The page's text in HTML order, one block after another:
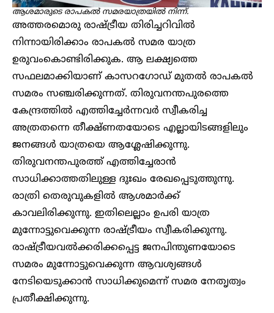
ആശമാരുടെ രാപകൽ സമരയാത്രയിൽ നിന്ന്.
അത്തരമൊരു രാഷ്ട്രീയ തിരിച്ചറിവിൽ
നിന്നായിരിക്കാം രാപകൽ സമര യാത്ര
ഉരുവംകൊണ്ടിരിക്കുക. ആ ലക്ഷ്യത്തെ
സഫലമാക്കിയാണ് കാസറഗോഡ് മുതൽ രാപകൽ
സമരം സഞ്ചരിക്കുന്നത്. തിരുവനന്തപുരത്തെ
കേന്ദ്രത്തിൽ എത്തിച്ചേർന്നവർ സ്വീകരിച്ച
അത്രതന്നെ തീക്ഷ്ണതയോടെ എല്ലായിടങ്ങളിലും
ജനങ്ങൾ യാത്രയെ ആശ്ലേഷിക്കുന്നു.
തിരുവനന്തപുരത്ത് എത്തിച്ചേരാൻ
സാധിക്കാത്തതിലുള്ള ദുഃഖം രേഖപ്പെടുത്തുന്നു.
രാത്രി തെരുവുകളിൽ ആശമാർക്ക്
കാവലിരിക്കുന്നു. ഇതിലെല്ലാം ഉപരി യാത്ര
മുന്നോട്ടുവെക്കുന്ന രാഷ്ട്രീയം സ്വീകരിക്കുന്നു.
രാഷ്ട്രീയവൽക്കരിക്കപ്പെട്ട ജനപിന്തുണയോടെ
സമരം മുന്നോട്ടുവെക്കുന്ന ആവശ്യങ്ങൾ
നേടിയെടുക്കാൻ സാധിക്കുമെന്ന് സമര നേതൃത്വം
പ്രതീക്ഷിക്കുന്നു.